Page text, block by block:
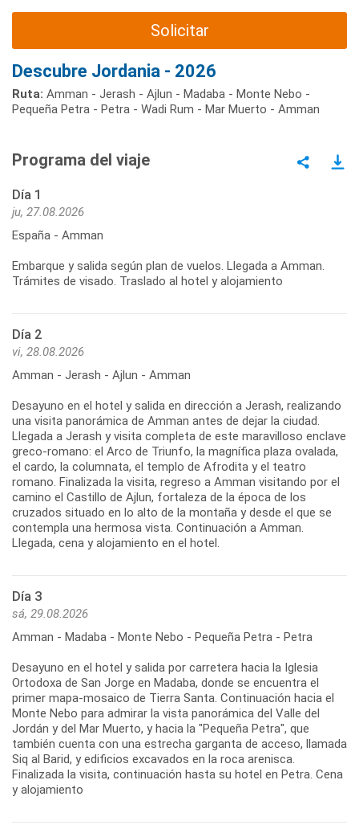
Solicitar
Descubre Jordania - 2026
Ruta: Amman - Jerash - Ajlun - Madaba - Monte Nebo -
Pequeña Petra - Petra - Wadi Rum - Mar Muerto - Amman
Programa del viaje
Día 1
ju, 27.08.2026
España - Amman
Embarque y salida según plan de vuelos. Llegada a Amman.
Trámites de visado. Traslado al hotel y alojamiento
Día 2
vi, 28.08.2026
Amman - Jerash - Ajlun - Amman
Desayuno en el hotel y salida en dirección a Jerash, realizando
una visita panorámica de Amman antes de dejar la ciudad.
Llegada a Jerash y visita completa de este maravilloso enclave
greco-romano: el Arco de Triunfo, la magnífica plaza ovalada,
el cardo, la columnata, el templo de Afrodita y el teatro
romano. Finalizada la visita, regreso a Amman visitando por el
camino el Castillo de Ajlun, fortaleza de la época de los
cruzados situado en lo alto de la montaña y desde el que se
contempla una hermosa vista. Continuación a Amman.
Llegada, cena y alojamiento en el hotel.
Día 3
sá, 29.08.2026
Amman - Madaba - Monte Nebo - Pequeña Petra - Petra
Desayuno en el hotel y salida por carretera hacia la Iglesia
Ortodoxa de San Jorge en Madaba, donde se encuentra el
primer mapa-mosaico de Tierra Santa. Continuación hacia el
Monte Nebo para admirar la vista panorámica del Valle del
Jordán y del Mar Muerto, y hacia la "Pequeña Petra", que
también cuenta con una estrecha garganta de acceso, llamada
Siq al Barid, y edificios excavados en la roca arenisca.
Finalizada la visita, continuación hasta su hotel en Petra. Cena
y alojamiento